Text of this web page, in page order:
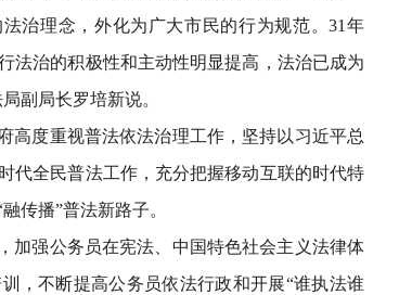
治理念，外化为广大市民的行为规范。31年
法治的积极性和主动性明显提高，法治已成为
副局长罗培新说。
度重视普法依法治理工作，坚持以习近平总
代全民普法工作，充分把握移动互联的时代特
传播”普法新路子。
强公务员在宪法、中国特色社会主义法律体
，不断提高公务员依法行政和开展“谁执法谁